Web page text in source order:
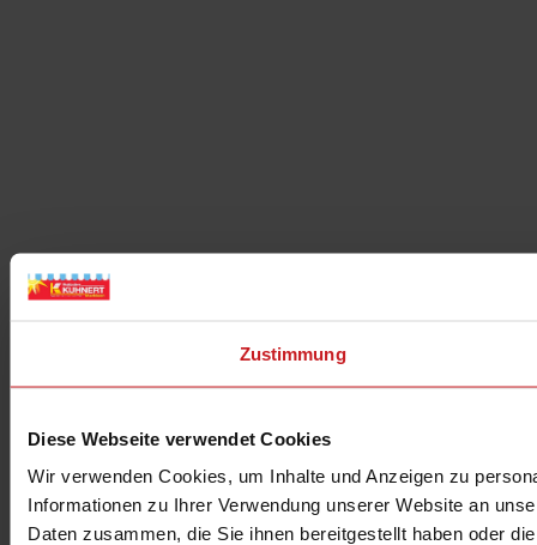
Zustimmung
Diese Webseite verwendet Cookies
Wir verwenden Cookies, um Inhalte und Anzeigen zu
Informationen zu Ihrer Verwendung unserer Website an
Daten zusammen, die Sie ihnen bereitgestellt haben oder